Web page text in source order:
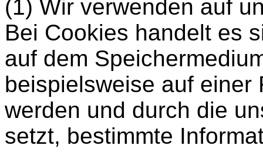
(1) Wir verwenden auf
Bei Cookies handelt es
auf dem
beispielsweise auf einer
werden und durch die
setzt, bestimmte